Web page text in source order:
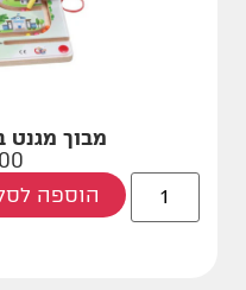
מבוך מגנט
הוספה